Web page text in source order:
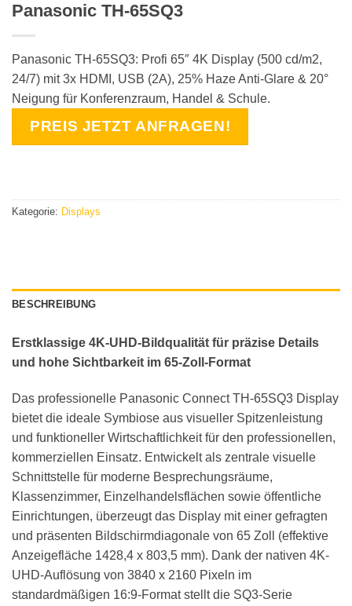
Panasonic TH-65SQ3
Panasonic TH-65SQ3: Profi 65″ 4K Display (500 cd/m2,
24/7) mit 3x HDMI, USB (2A), 25% Haze Anti-Glare & 20°
Neigung für Konferenzraum, Handel & Schule.
PREIS JETZT ANFRAGEN!
Kategorie: Displays
BESCHREIBUNG
Erstklassige 4K-UHD-Bildqualität für präzise Details
und hohe Sichtbarkeit im 65-Zoll-Format
Das professionelle Panasonic Connect TH-65SQ3 Display
bietet die ideale Symbiose aus visueller Spitzenleistung
und funktioneller Wirtschaftlichkeit für den professionellen,
kommerziellen Einsatz. Entwickelt als zentrale visuelle
Schnittstelle für moderne Besprechungsräume,
Klassenzimmer, Einzelhandelsflächen sowie öffentliche
Einrichtungen, überzeugt das Display mit einer gefragten
und präsenten Bildschirmdiagonale von 65 Zoll (effektive
Anzeigefläche 1428,4 x 803,5 mm). Dank der nativen 4K-
UHD-Auflösung von 3840 x 2160 Pixeln im
standardmäßigen 16:9-Format stellt die SQ3-Serie